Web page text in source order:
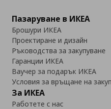
Пазаруване в ИКЕА
Брошури ИКЕА
Проектиране и дизайн
Ръководства за закупуване
Гаранции ИКЕА
Ваучер за подарък ИКЕА
Условия за връщане на
За ИКЕА
Работете с нас